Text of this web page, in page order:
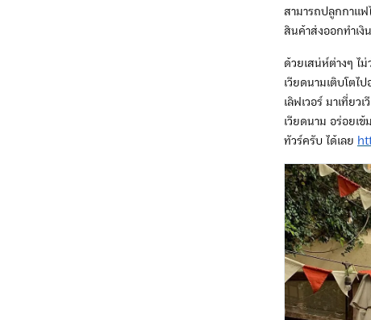
สามารถปลูกกาแฟ
สินค้าส่งออกทำเ
ด้วยเสน่ห์ต่างๆ ไ
เวียดนามเติบโตไ
เลิฟเวอร์ มาเที่ย
เวียดนาม อร่อยเ
ทัวร์ครับ ได้เลย